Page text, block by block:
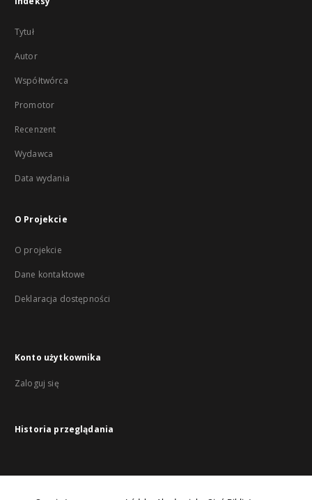
Tytuł
Autor
Współtwórca
Promotor
Recenzent
Wydawca
Data wydania
O Projekcie
O projekcie
Dane kontaktowe
Deklaracja dostępności
Konto użytkownika
Zaloguj się
Historia przeglądania